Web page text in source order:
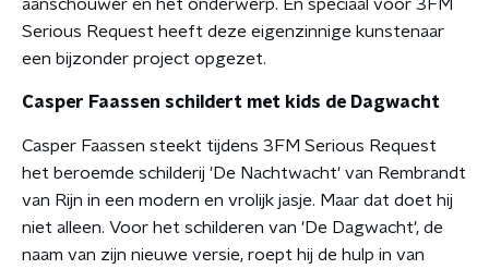
aanschouwer en het onderwerp. En speciaal voor 3FM
Serious Request heeft deze eigenzinnige kunstenaar
een bijzonder project opgezet.
Casper Faassen schildert met kids de Dagwacht
Casper Faassen steekt tijdens 3FM Serious Request
het beroemde schilderij 'De Nachtwacht' van Rembrandt
van Rijn in een modern en vrolijk jasje. Maar dat doet hij
niet alleen. Voor het schilderen van 'De Dagwacht', de
naam van zijn nieuwe versie, roept hij de hulp in van